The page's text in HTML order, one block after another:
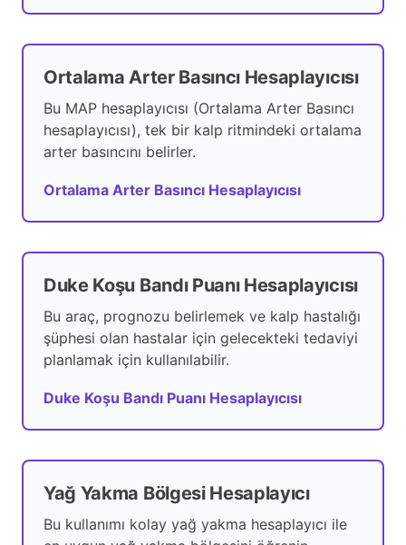
Ortalama Arter Basıncı Hesaplayıcısı
Bu MAP hesaplayıcısı (Ortalama Arter Basıncı
hesaplayıcısı), tek bir kalp ritmindeki ortalama
arter basıncını belirler.
Ortalama Arter Basıncı Hesaplayıcısı
Duke Koşu Bandı Puanı Hesaplayıcısı
Bu araç, prognozu belirlemek ve kalp hastalığı
şüphesi olan hastalar için gelecekteki tedaviyi
planlamak için kullanılabilir.
Duke Koşu Bandı Puanı Hesaplayıcısı
Yağ Yakma Bölgesi Hesaplayıcı
Bu kullanımı kolay yağ yakma hesaplayıcı ile